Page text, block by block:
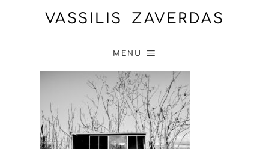
VASSILIS ZAVERDAS
MENU